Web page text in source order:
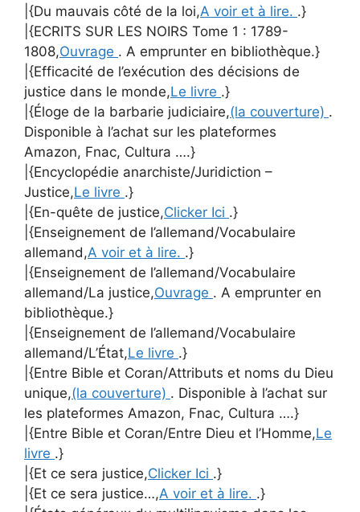
|{Du mauvais côté de la loi,A voir et à lire. .}
|{ECRITS SUR LES NOIRS Tome 1 : 1789-
1808,Ouvrage . A emprunter en bibliothèque.}
|{Efficacité de l’exécution des décisions de
justice dans le monde,Le livre .}
|{Éloge de la barbarie judiciaire,(la couverture) .
Disponible à l’achat sur les plateformes
Amazon, Fnac, Cultura ….}
|{Encyclopédie anarchiste/Juridiction –
Justice,Le livre .}
|{En-quête de justice,Clicker Ici .}
|{Enseignement de l’allemand/Vocabulaire
allemand,A voir et à lire. .}
|{Enseignement de l’allemand/Vocabulaire
allemand/La justice,Ouvrage . A emprunter en
bibliothèque.}
|{Enseignement de l’allemand/Vocabulaire
allemand/L’État,Le livre .}
|{Entre Bible et Coran/Attributs et noms du Dieu
unique,(la couverture) . Disponible à l’achat sur
les plateformes Amazon, Fnac, Cultura ….}
|{Entre Bible et Coran/Entre Dieu et l’Homme,Le
livre .}
|{Et ce sera justice,Clicker Ici .}
|{Et ce sera justice…,A voir et à lire. .}